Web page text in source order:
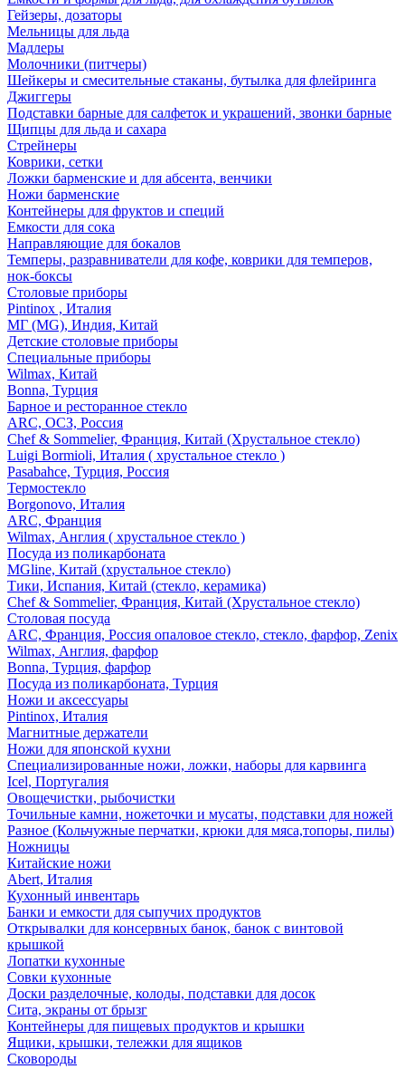
Гейзеры, дозаторы
Мельницы для льда
Мадлеры
Молочники (питчеры)
Шейкеры и смесительные стаканы, бутылка для флейринга
Джиггеры
Подставки барные для салфеток и украшений, звонки барные
Щипцы для льда и сахара
Стрейнеры
Коврики, сетки
Ложки барменские и для абсента, венчики
Ножи барменские
Контейнеры для фруктов и специй
Емкости для сока
Направляющие для бокалов
Темперы, разравниватели для кофе, коврики для темперов,
нок-боксы
Столовые приборы
Pintinox , Италия
МГ (MG), Индия, Китай
Детские столовые приборы
Специальные приборы
Wilmax, Китай
Bonna, Турция
Барное и ресторанное стекло
ARC, ОСЗ, Россия
Chef & Sommelier, Франция, Китай (Хрустальное стекло)
Luigi Bormioli, Италия ( хрустальное стекло )
Pasabahce, Турция, Россия
Термостекло
Borgonovo, Италия
ARC, Франция
Wilmax, Англия ( хрустальное стекло )
Посуда из поликарбоната
MGline, Китай (хрустальное стекло)
Тики, Испания, Китай (стекло, керамика)
Chef & Sommelier, Франция, Китай (Хрустальное стекло)
Столовая посуда
ARC, Франция, Россия опаловое стекло, стекло, фарфор, Zenix
Wilmax, Англия, фарфор
Bonna, Турция, фарфор
Посуда из поликарбоната, Турция
Ножи и аксессуары
Pintinox, Италия
Магнитные держатели
Ножи для японской кухни
Специализированные ножи, ложки, наборы для карвинга
Icel, Португалия
Овощечистки, рыбочистки
Точильные камни, ножеточки и мусаты, подставки для ножей
Разное (Кольчужные перчатки, крюки для мяса,топоры, пилы)
Ножницы
Китайские ножи
Abert, Италия
Кухонный инвентарь
Банки и емкости для сыпучих продуктов
Открывалки для консервных банок, банок с винтовой
крышкой
Лопатки кухонные
Совки кухонные
Доски разделочные, колоды, подставки для досок
Сита, экраны от брызг
Контейнеры для пищевых продуктов и крышки
Ящики, крышки, тележки для ящиков
Сковороды